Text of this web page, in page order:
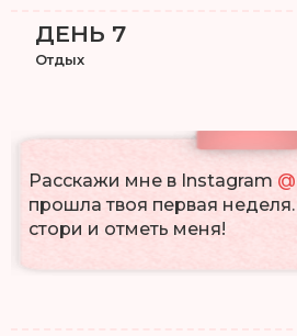
Расскажи мне в Instagram
прошла твоя первая
стори и отметь меня!
ДЕНЬ 7
Отдых